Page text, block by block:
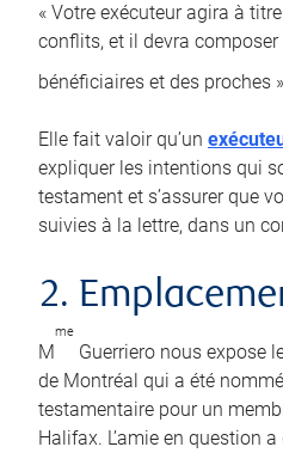
« Votre exécuteur agira à
conflits, et il devra
bénéficiaires et des proches
Elle fait valoir qu’un
expliquer les intentions qui
testament et s’assurer que
suivies à la lettre, dans un
2.
M
me
Guerriero nous expose
de Montréal qui a été
testamentaire pour un
Halifax. L’amie en question